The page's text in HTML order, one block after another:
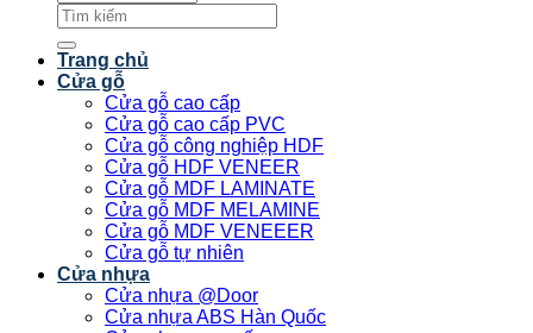
Tìm
kiếm:
Trang chủ
Cửa gỗ
Cửa gỗ cao cấp
Cửa gỗ cao cấp PVC
Cửa gỗ công nghiệp HDF
Cửa gỗ HDF VENEER
Cửa gỗ MDF LAMINATE
Cửa gỗ MDF MELAMINE
Cửa gỗ MDF VENEEER
Cửa gỗ tự nhiên
Cửa nhựa
Cửa nhựa @Door
Cửa nhựa ABS Hàn Quốc